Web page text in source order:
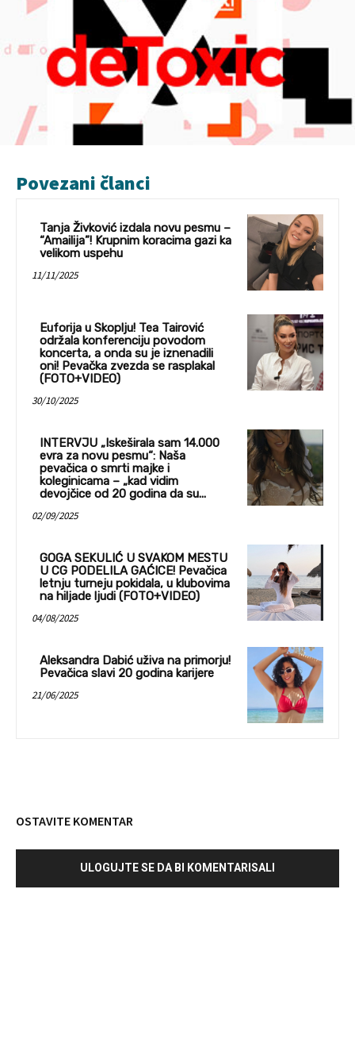
Povezani članci
Tanja Živković izdala novu pesmu –
“Amailija”! Krupnim koracima gazi ka
velikom uspehu
11/11/2025
Euforija u Skoplju! Tea Tairović
održala konferenciju povodom
koncerta, a onda su je iznenadili
oni! Pevačka zvezda se rasplakal
(FOTO+VIDEO)
30/10/2025
INTERVJU „Iskeširala sam 14.000
evra za novu pesmu“: Naša
pevačica o smrti majke i
koleginicama – „kad vidim
devojčice od 20 godina da su...
02/09/2025
GOGA SEKULIĆ U SVAKOM MESTU
U CG PODELILA GAĆICE! Pevačica
letnju turneju pokidala, u klubovima
na hiljade ljudi (FOTO+VIDEO)
04/08/2025
Aleksandra Dabić uživa na primorju!
Pevačica slavi 20 godina karijere
21/06/2025
OSTAVITE KOMENTAR
ULOGUJTE SE DA BI KOMENTARISALI